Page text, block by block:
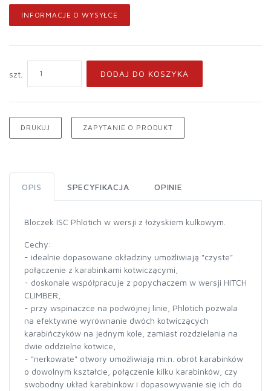
INFORMACJE O WYSYŁCE
szt. DODAJ DO KOSZYKA
DRUKUJ ZAPYTANIE O PRODUKT
OPIS SPECYFIKACJA OPINIE
Bloczek ISC Phlotich w wersji z łożyskiem kulkowym.
Cechy:
- idealnie dopasowane okładziny umożliwiają "czyste"
połączenie z karabinkami kotwiczącymi,
- doskonale współpracuje z popychaczem w wersji HITCH
CLIMBER,
- przy wspinaczce na podwójnej linie, Phlotich pozwala
na efektywne wyrównanie dwóch kotwiczących
karabińczyków na jednym kole, zamiast rozdzielania na
dwie oddzielne kotwice,
- "nerkowate" otwory umożliwiają mi.n. obrót karabinków
o dowolnym kształcie, połączenie kilku karabinków, czy
swobodny układ karabinków i dopasowywanie się ich do